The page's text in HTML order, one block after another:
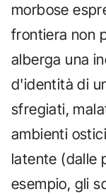
morbose
frontiera non
alberga una
d'identità di
sfregiati,
ambienti
latente (dalle
esempio, gli